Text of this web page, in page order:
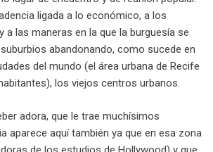
ligada a lo económico, a los
a las maneras en la que la burguesía se
abandonando, como sucede en
del mundo (el área urbana de Recife
los viejos centros urbanos.
adora, que le trae muchísimos
aparece aquí también ya que en esa zona